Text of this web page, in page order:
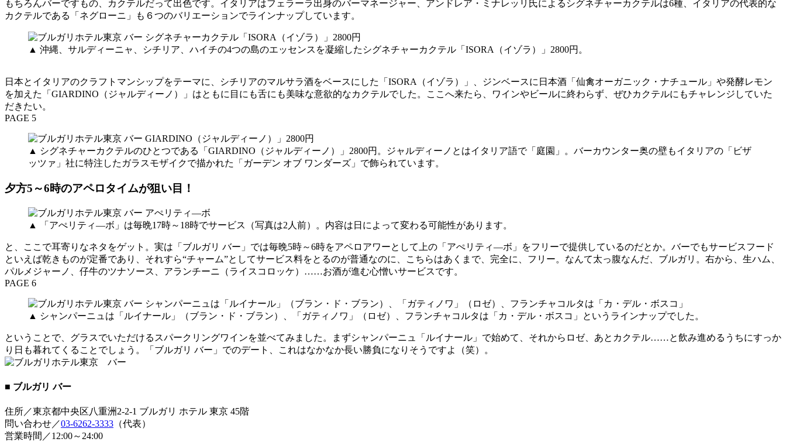
もちろんバーですもの、カクテルだって出色です。イタリアはフェラーラ出身のバーマネージャー、アンドレア・ミナレッリ氏によるシグネチャーカクテルは6種、イタリアの代表的な
カクテルである「ネグローニ」も６つのバリエーションでラインナップしています。
▲ 沖縄、サルディーニャ、シチリア、ハイチの4つの島のエッセンスを凝縮したシグネチャーカクテル「ISORA（イゾラ）」2800円。
日本とイタリアのクラフトマンシップをテーマに、シチリアのマルサラ酒をベースにした「ISORA（イゾラ）」、ジンベースに日本酒「仙禽オーガニック・ナチュール」や発酵レモン
を加えた「GIARDINO（ジャルディーノ）」はともに目にも舌にも美味な意欲的なカクテルでした。ここへ来たら、ワインやビールに終わらず、ぜひカクテルにもチャレンジしていた
だきたい。
PAGE 5
▲ シグネチャーカクテルのひとつである「GIARDINO（ジャルディーノ）」2800円。ジャルディーノとはイタリア語で「庭園」。バーカウンター奥の壁もイタリアの「ビザ
ッツァ」社に特注したガラスモザイクで描かれた「ガーデン オブ ワンダーズ」で飾られています。
夕方5～6時のアペロタイムが狙い目！
▲ 「アぺリティ―ボ」は毎晩17時～18時でサービス（写真は2人前）。内容は日によって変わる可能性があります。
と、ここで耳寄りなネタをゲット。実は「ブルガリ バー」では毎晩5時～6時をアペロアワーとして上の「アぺリティ―ボ」をフリーで提供しているのだとか。バーでもサービスフード
といえば乾きものが定番であり、それすら“チャーム”としてサービス料をとるのが普通なのに、こちらはあくまで、完全に、フリー。なんて太っ腹なんだ、ブルガリ。右から、生ハム、
パルメジャーノ、仔牛のツナソース、アランチーニ（ライスコロッケ）……お酒が進む心憎いサービスです。
PAGE 6
▲ シャンパーニュは「ルイナール」（ブラン・ド・ブラン）、「ガティノワ」（ロゼ）、フランチャコルタは「カ・デル・ボスコ」というラインナップでした。
ということで、グラスでいただけるスパークリングワインを並べてみました。まずシャンパーニュ「ルイナール」で始めて、それからロゼ、あとカクテル……と飲み進めるうちにすっか
り日も暮れてくることでしょう。「ブルガリ バー」でのデート、これはなかなか長い勝負になりそうですよ（笑）。
■ ブルガリ バー
住所／東京都中央区八重洲2-2-1 ブルガリ ホテル 東京 45階
問い合わせ／03-6262-3333 （代表）
営業時間／12:00～24:00